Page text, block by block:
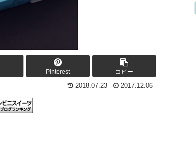
Pinterest コピー
2018.07.23 2017.12.06